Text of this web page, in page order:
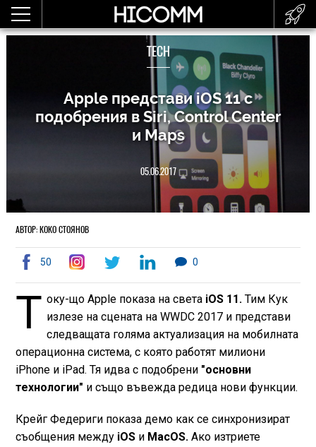
TECH
Apple представи iOS 11 с
подобрения в Siri, Control Center
и Maps
05.06.2017
АВТОР: КОКО СТОЯНОВ
50 0
Т оку-що Apple показа на света iOS 11. Тим Кук
излезе на сцената на WWDC 2017 и представи
следващата голяма актуализация на мобилната
операционна система, с която работят милиони
iPhone и iPad. Тя идва с подобрени "основни
технологии" и също въвежда редица нови функции.
Крейг Федериги показа демо как се синхронизират
съобщения междуiOSиMacOS.Ако изтриете